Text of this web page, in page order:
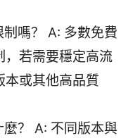
嗎？ A: 多數免費
，若需要穩定高流
本或其他高品質
？ A: 不同版本與